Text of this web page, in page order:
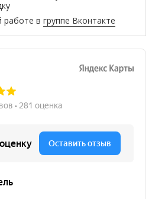
работе вгруппе Вконтакте